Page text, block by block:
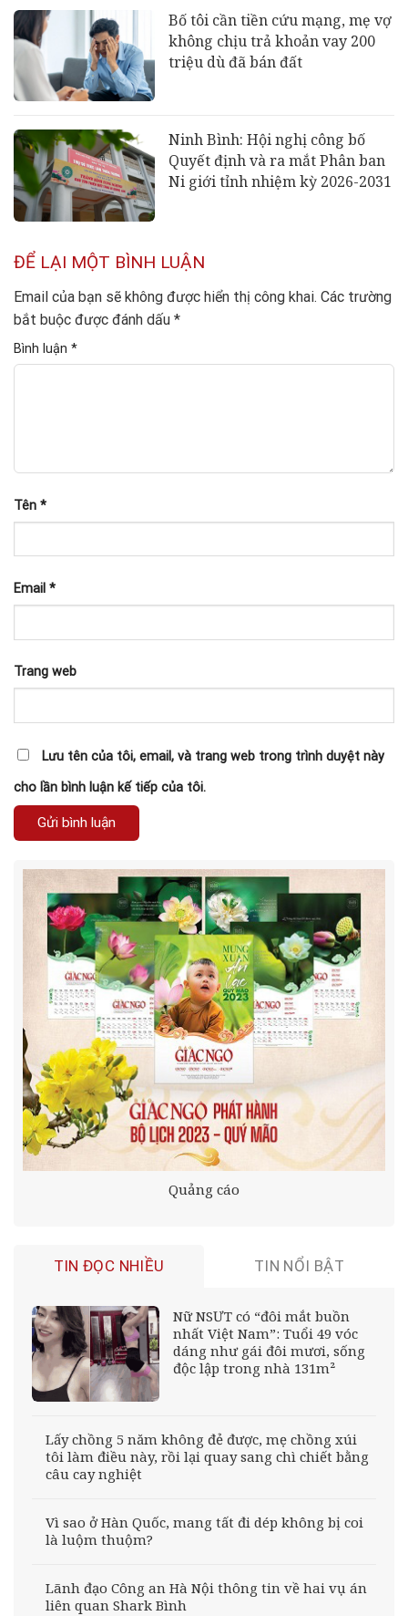
Bố tôi cần tiền cứu mạng, mẹ vợ
không chịu trả khoản vay 200
triệu dù đã bán đất
Ninh Bình: Hội nghị công bố
Quyết định và ra mắt Phân ban
Ni giới tỉnh nhiệm kỳ 2026-2031
ĐỂ LẠI MỘT BÌNH LUẬN
Email của bạn sẽ không được hiển thị công khai. Các trường
bắt buộc được đánh dấu *
Bình luận *
Tên *
Email *
Trang web
Lưu tên của tôi, email, và trang web trong trình duyệt này
cho lần bình luận kế tiếp của tôi.
Quảng cáo
TIN ĐỌC NHIỀU TIN NỔI BẬT
Nữ NSƯT có “đôi mắt buồn
nhất Việt Nam”: Tuổi 49 vóc
dáng như gái đôi mươi, sống
độc lập trong nhà 131m²
Lấy chồng 5 năm không đẻ được, mẹ chồng xúi
tôi làm điều này, rồi lại quay sang chì chiết bằng
câu cay nghiệt
Vì sao ở Hàn Quốc, mang tất đi dép không bị coi
là luộm thuộm?
Lãnh đạo Công an Hà Nội thông tin về hai vụ án
liên quan Shark Bình